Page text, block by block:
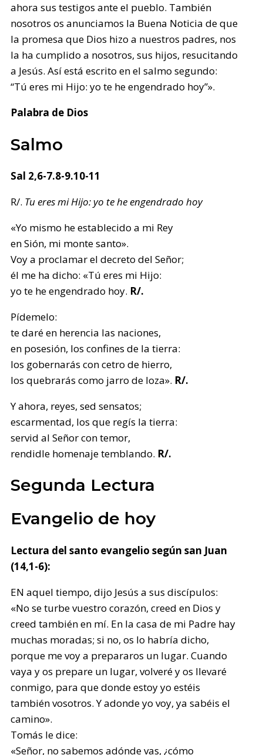
ahora sus testigos ante el pueblo. También
nosotros os anunciamos la Buena Noticia de que
la promesa que Dios hizo a nuestros padres, nos
la ha cumplido a nosotros, sus hijos, resucitando
a Jesús. Así está escrito en el salmo segundo:
“Tú eres mi Hijo: yo te he engendrado hoy”».
Palabra de Dios
Salmo
Sal 2,6-7.8-9.10-11
R/. Tu eres mi Hijo: yo te he engendrado hoy
«Yo mismo he establecido a mi Rey
en Sión, mi monte santo».
Voy a proclamar el decreto del Señor;
él me ha dicho: «Tú eres mi Hijo:
yo te he engendrado hoy. R/.
Pídemelo:
te daré en herencia las naciones,
en posesión, los confines de la tierra:
los gobernarás con cetro de hierro,
los quebrarás como jarro de loza». R/.
Y ahora, reyes, sed sensatos;
escarmentad, los que regís la tierra:
servid al Señor con temor,
rendidle homenaje temblando. R/.
Segunda Lectura
Evangelio de hoy
Lectura del santo evangelio según san Juan
(14,1-6):
EN aquel tiempo, dijo Jesús a sus discípulos:
«No se turbe vuestro corazón, creed en Dios y
creed también en mí. En la casa de mi Padre hay
muchas moradas; si no, os lo habría dicho,
porque me voy a prepararos un lugar. Cuando
vaya y os prepare un lugar, volveré y os llevaré
conmigo, para que donde estoy yo estéis
también vosotros. Y adonde yo voy, ya sabéis el
camino».
Tomás le dice:
«Señor, no sabemos adónde vas, ¿cómo